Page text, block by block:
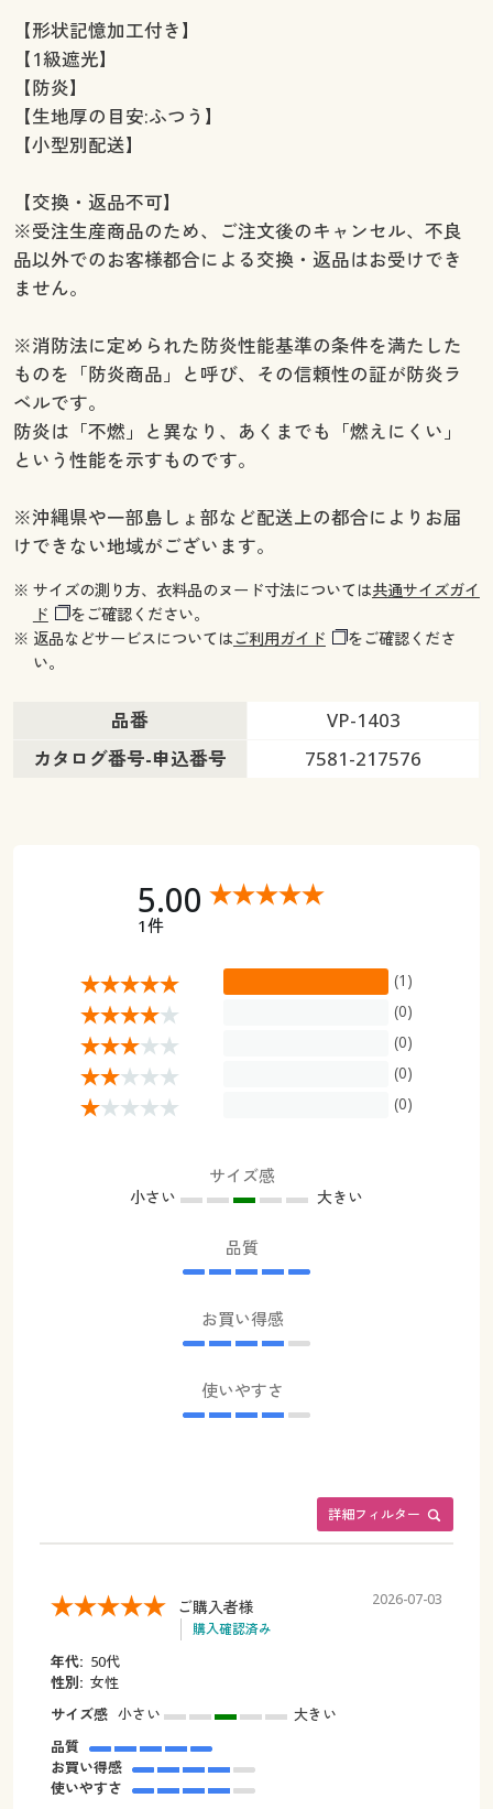
幅150×丈225cm(2枚組) ◎ 在庫あり
幅150×丈230cm(2枚組) ◎ 在庫あり
幅150×丈235cm(2枚組) ◎ 在庫あり
幅150×丈240cm(2枚組) ◎ 在庫あり
幅150×丈245cm(2枚組) ◎ 在庫あり
幅150×丈260cm(2枚組) ◎ 在庫あり
幅200×丈100cm(1枚物) ◎ 在庫あり
幅200×丈110cm(1枚物) ◎ 在庫あり
幅200×丈120cm(1枚物) ◎ 在庫あり
幅200×丈150cm(1枚物) ◎ 在庫あり
幅200×丈170cm(1枚物) ◎ 在庫あり
幅200×丈178cm(1枚物) ◎ 在庫あり
幅200×丈185cm(1枚物) ◎ 在庫あり
幅200×丈190cm(1枚物) ◎ 在庫あり
幅200×丈200cm(1枚物) ◎ 在庫あり
幅200×丈210cm(1枚物) ◎ 在庫あり
幅200×丈220cm(1枚物) ◎ 在庫あり
幅200×丈225cm(1枚物) ◎ 在庫あり
幅200×丈230cm(1枚物) ◎ 在庫あり
幅200×丈250cm(1枚物) ◎ 在庫あり
幅200×丈260cm(1枚物) ◎ 在庫あり
【形状記憶加工付き】
【1級遮光】
【防炎】
【生地厚の目安:ふつう】
【小型別配送】
【交換・返品不可】
※受注生産商品のため、ご注文後のキャンセル、不良
品以外でのお客様都合による交換・返品はお受けでき
ません。
※消防法に定められた防炎性能基準の条件を満たした
ものを「防炎商品」と呼び、その信頼性の証が防炎ラ
ベルです。
防炎は「不燃」と異なり、あくまでも「燃えにくい」
という性能を示すものです。
※沖縄県や一部島しょ部など配送上の都合によりお届
けできない地域がございます。
※ サイズの測り方、衣料品のヌード寸法については共通サイズガイ
ド
をご確認ください。
※ 返品などサービスについてはご利用ガイド
をご確認くださ
い。
品番
VP-1403
カタログ番号-申込番号
7581-217576
5.00
1件
(1)
(0)
(0)
(0)
(0)
サイズ感
小さい 大きい
品質
お買い得感
使いやすさ
詳細フィルター
ご購入者様
購入確認済み
2026-07-03
年代: 50代
性別: 女性
サイズ感 小さい
大きい
品質
お買い得感
使いやすさ